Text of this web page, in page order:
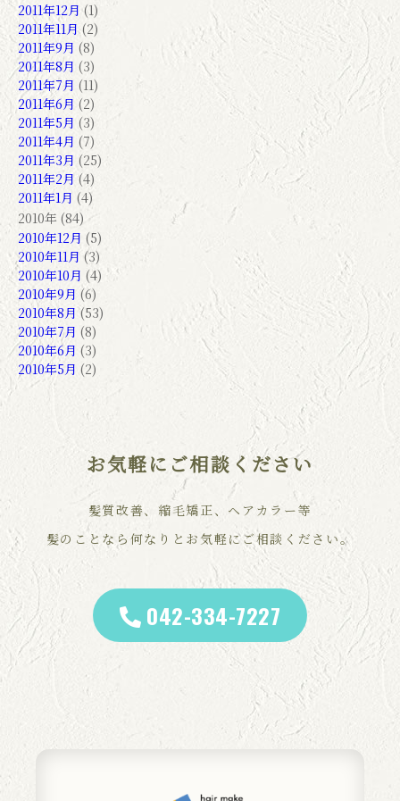
2011年12月 (1)
2011年11月(2)
2011年9月 (8)
2011年8月 (3)
2011年7月 (11)
2011年6月 (2)
2011年5月 (3)
2011年4月 (7)
2011年3月 (25)
2011年2月 (4)
2011年1月 (4)
2010年 (84)
2010年12月 (5)
2010年11月 (3)
2010年10月 (4)
2010年9月 (6)
2010年8月 (53)
2010年7月 (8)
2010年6月 (3)
2010年5月 (2)
お気軽にご相談ください
髪質改善、縮毛矯正、ヘアカラー等
髪のことなら何なりとお気軽にご相談ください。
042-334-7227